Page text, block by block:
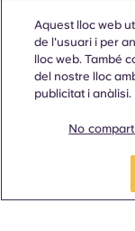
Sempre que es
Aquest lloc web
de l'usuari i per
lloc web. També
del nostre lloc
publicitat i anàlisi.
No